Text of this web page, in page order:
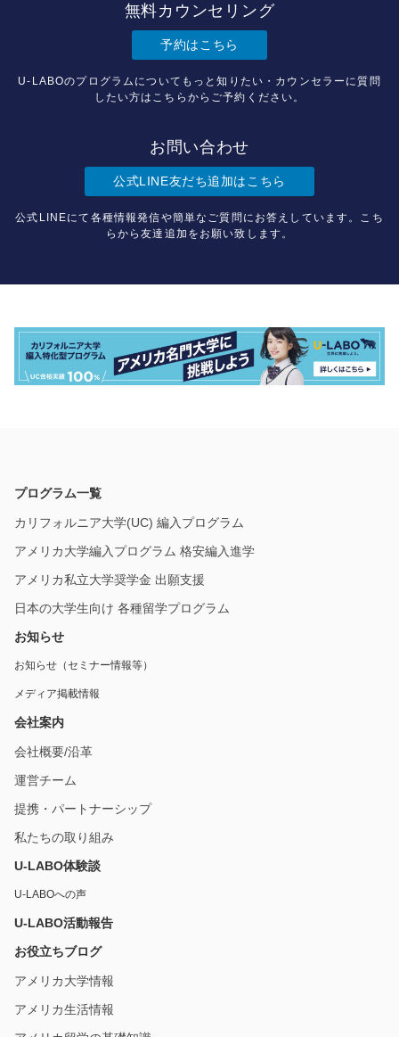
無料カウンセリング
予約はこちら
U-LABOのプログラムについてもっと知りたい・カウンセラーに質問
したい方はこちらからご予約ください。
お問い合わせ
公式LINE友だち追加はこちら
公式LINEにて各種情報発信や簡単なご質問にお答えしています。こち
らから友達追加をお願い致します。
プログラム一覧
カリフォルニア大学(UC) 編入プログラム
アメリカ大学編入プログラム 格安編入進学
アメリカ私立大学奨学金 出願支援
日本の大学生向け 各種留学プログラム
お知らせ
お知らせ（セミナー情報等）
メディア掲載情報
会社案内
会社概要/沿革
運営チーム
提携・パートナーシップ
私たちの取り組み
U-LABO体験談
U-LABOへの声
U-LABO活動報告
お役立ちブログ
アメリカ大学情報
アメリカ生活情報